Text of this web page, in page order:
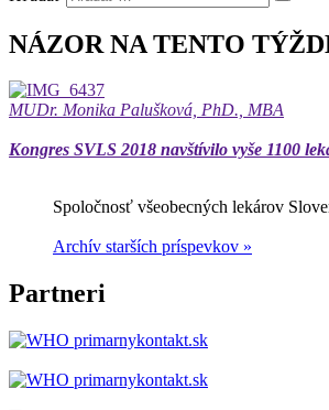
NÁZOR NA TENTO
MUDr. Monika Palušková, PhD., MBA
Kongres SVLS 2018 navštívilo vyše 1100
Spoločnosť všeobecných lekárov
Archív starších príspevkov »
Partneri